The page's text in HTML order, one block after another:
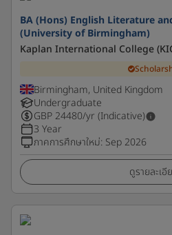
BA (Hons) English Literature
(University of Birmingham)
Kaplan International College
Birmingham, United Kingdom
Undergraduate
GBP 24480/yr (Indicative)
3 Year
ภาคการศึกษาใหม่: Sep 2026
ดูรายละเอี